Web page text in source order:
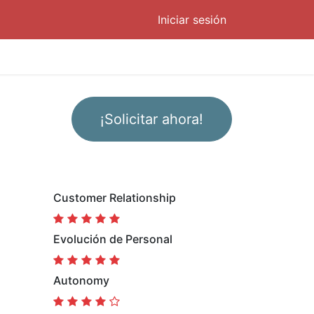
Iniciar sesión
¡Solicitar ahora!
Customer Relationship
Evolución de Personal
Autonomy